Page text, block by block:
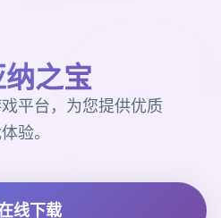
之宝
平台，为您提供优质
验。
线下载